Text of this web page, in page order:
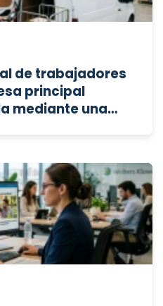
de trabajadores
principal
mediante una
imponer
por cada
multa por